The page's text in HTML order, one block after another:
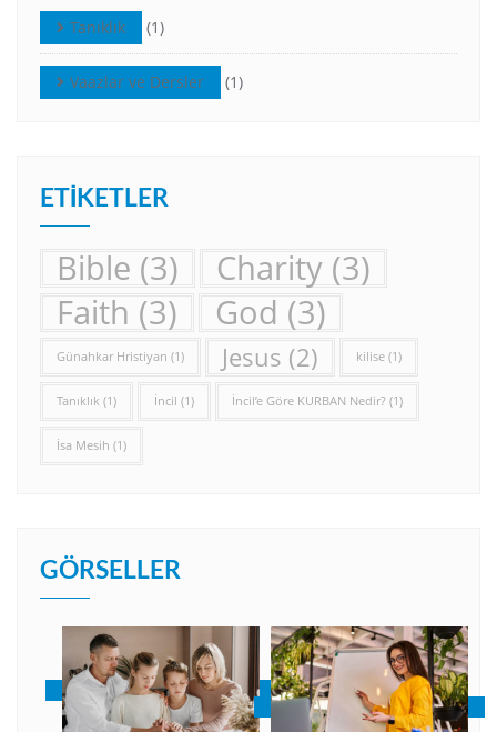
Tanıklık (1)
Vaazlar ve Dersler (1)
ETIKETLER
Bible (3) Charity (3)
Faith (3) God (3)
Günahkar Hristiyan (1) Jesus (2) kilise (1)
Tanıklık (1) İncil (1) İncil’e Göre KURBAN Nedir? (1)
İsa Mesih (1)
GÖRSELLER